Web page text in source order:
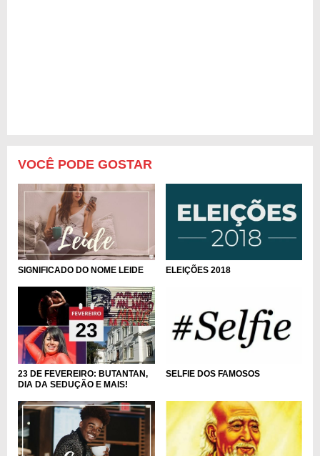
VOCÊ PODE GOSTAR
SIGNIFICADO DO NOME LEIDE ELEIÇÕES 2018
23 DE FEVEREIRO: BUTANTAN,
DIA DA SEDUÇÃO E MAIS!
SELFIE DOS FAMOSOS